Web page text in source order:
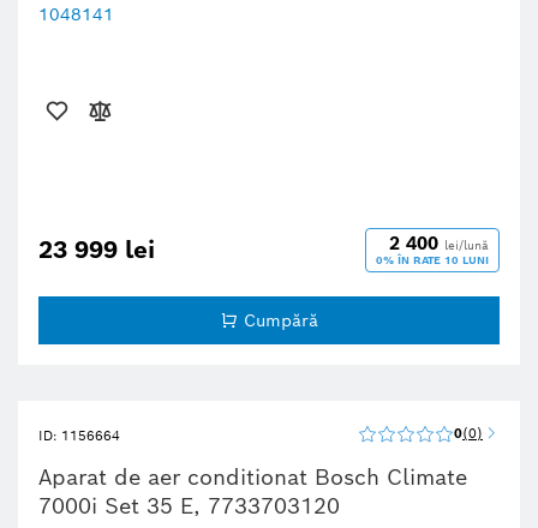
23 999 lei 2 400 lei/lună
0% ÎN RATE 10 LUNI
Cumpără
ID: 1156664 0 0
Aparat de aer conditionat Bosch Climate
7000i Set 35 E, 7733703120